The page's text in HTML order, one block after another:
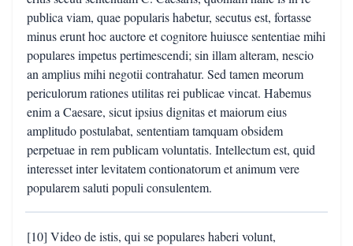
publica viam, quae popularis habetur, secutus est, fortasse
minus erunt hoc auctore et cognitore huiusce sententiae mihi
populares impetus pertimescendi; sin illam alteram, nescio
an amplius mihi negotii contrahatur. Sed tamen meorum
periculorum rationes utilitas rei publicae vincat. Habemus
enim a Caesare, sicut ipsius dignitas et maiorum eius
amplitudo postulabat, sententiam tamquam obsidem
perpetuae in rem publicam voluntatis. Intellectum est, quid
interesset inter levitatem contionatorum et animum vere
popularem saluti populi consulentem.
[10] Video de istis, qui se populares haberi volunt,